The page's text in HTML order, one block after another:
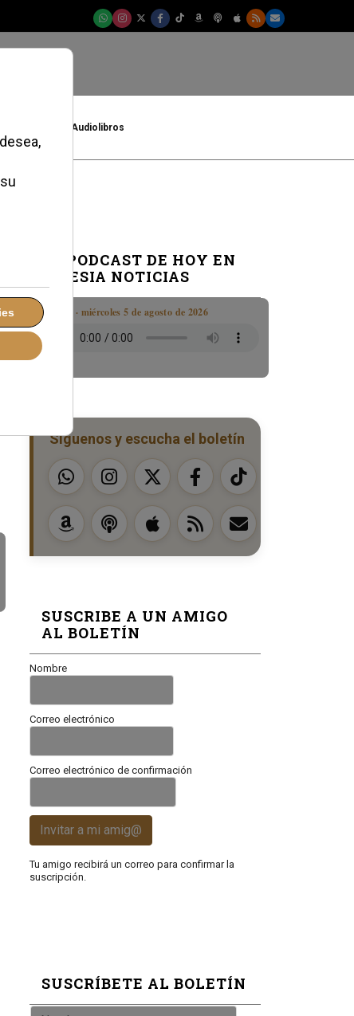
Audiolibros
EL PODCAST DE HOY EN
IGLESIA NOTICIAS
Boletín · miércoles 5 de agosto de 2026
Síguenos y escucha el boletín
SUSCRIBE A UN AMIGO
AL BOLETÍN
Nombre
Correo electrónico
Correo electrónico de confirmación
Invitar a mi amig@
Tu amigo recibirá un correo para confirmar la
suscripción.
SUSCRÍBETE AL BOLETÍN